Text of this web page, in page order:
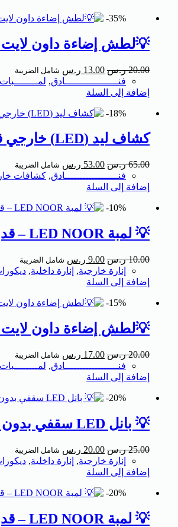
35%-
💡لطش إضاءة داون لايت LED متحركة (Ultra Sonic Light) بقدرة 20 واط
20.00 ر.س 13.00 ر.س شامل الضريبة
فنــــــــــــــــــادق, لمــــــــبات
إضافة إلى السلة
18%-
كشاف ليد (LED) خارجي قوي 100 واط من NOOR RAYS – مقاوم للماء والغبار IP66
65.00 ر.س 53.00 ر.س شامل الضريبة
فنــــــــــــــــــادق, كشافات
إضافة إلى السلة
10%-
💡 لمبة LED NOOR – قدرة 30 واط
10.00 ر.س 9.00 ر.س شامل الضريبة
إنارة خارجية, إنارة داخلية,
إضافة إلى السلة
15%-
💡لطش إضاءة داون لايت LED COB بقدرة 30 واط – من نور رايز (Noor Rays)شفاف
20.00 ر.س 17.00 ر.س شامل الضريبة
فنــــــــــــــــــادق, لمــــــــبات
إضافة إلى السلة
20%-
💡 بانل LED سقفي بدون إطار (Rimless Backlit LED Panel) يركب جميع المقاسات 36w
25.00 ر.س 20.00 ر.س شامل الضريبة
إنارة خارجية, إنارة داخلية,
إضافة إلى السلة
20%-
💡 لمبة LED NOOR – قدرة 50 واط